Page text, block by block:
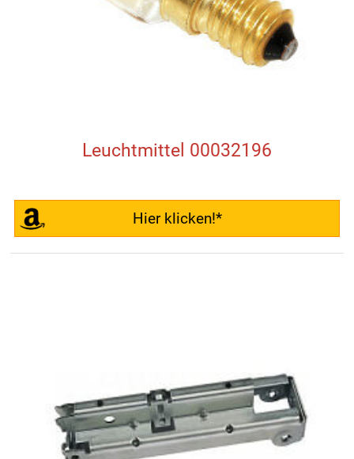
Leuchtmittel 00032196
Hier klicken!*